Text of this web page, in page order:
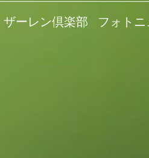
ザーレン倶楽部 フォトニ